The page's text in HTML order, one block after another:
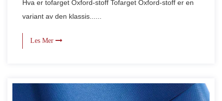
Hva er tofarget Oxford-stoff Tofarget Oxford-stoff er en
variant av den klassis......
Les Mer